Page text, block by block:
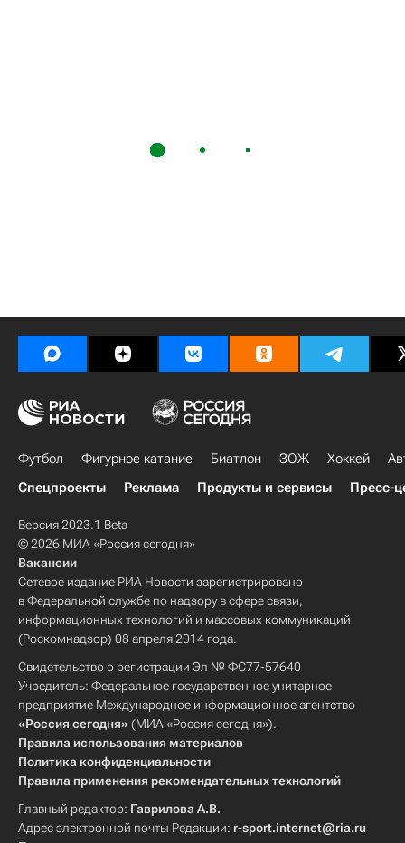
Футбол Фигурное катание Биатлон ЗОЖ Хоккей
Спецпроекты
Реклама Продукты и сервисы Пресс-
Версия 2023.1 Beta
© 2026 МИА «Россия сегодня»
Вакансии
Сетевое издание РИА Новости зарегистрировано
в Федеральной службе по надзору в сфере связи,
информационных технологий и массовых коммуникаций
(Роскомнадзор) 08 апреля 2014 года.
Свидетельство о регистрации Эл № ФС77-57640
Учредитель: Федеральное государственное унитарное
предприятие Международное информационное агентство
«Россия сегодня» (МИА «Россия сегодня»).
Правила использования материалов
Политика конфиденциальности
Правила применения рекомендательных технологий
Главный редактор: Гаврилова А.В.
Адрес электронной почты Редакции: r-sport.internet@ria.ru